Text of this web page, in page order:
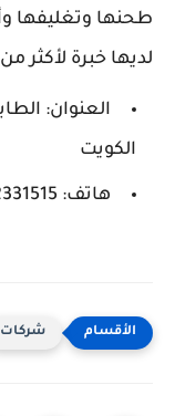
طحنها وتغليفها
لديها خبرة لأكثر
الكويت
هاتف: 0096522331515
شركات